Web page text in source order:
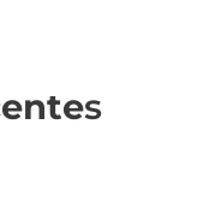
s